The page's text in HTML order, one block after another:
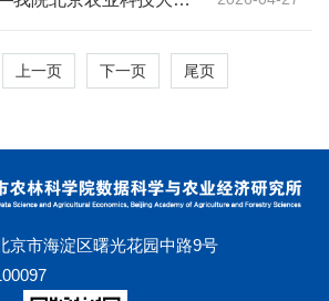
上一页 下一页 尾页
京市海淀区曙光花园中路9号